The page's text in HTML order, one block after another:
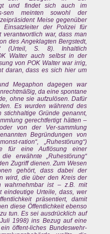
und findet sich auch im
sen meinten sowohl der
Meise gegenüber
der Polizei für
war, dass man
des Angeklagten Bergstedt,
(Urteil, S. 8). Inhaltlich
Walter auch selbst in der
von POK Walter war irrig,
daran, dass es sich hier um
Megaphon dagegen war
da eine spontane
ohne sie aufzulösen. Dafür
Es wurden während des
stichhaltige Gründe genannt,
gerechtfertigt hätten –
von der Ver-sammlung
Begründungen von
ration“, „Ruhestörung“)
für eine Auflösung einer
erwähnte „Ruhestörung“
Zugriff dienen. Zum Wesen
gehört, dass dabei der
wird, die über den Kreis der
wahrnehmbar ist – z.B. mit
eindeutige Urteile, dass, wer
präsentiert, damit
diese Öffentlichkeit ebenso
tun. Es sei ausdrücklich auf
1998) ins Bezug auf eine
öffent-liches Bundeswehr-